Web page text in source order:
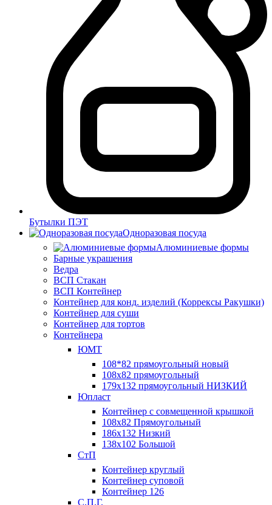
Бутылки ПЭТ
Одноразовая посуда
Алюминиевые формы
Барные украшения
Ведра
ВСП Стакан
ВСП Контейнер
Контейнер для конд. изделий (Коррексы Ракушки)
Контейнер для суши
Контейнер для тортов
Контейнера
ЮМТ
108*82 прямоугольный новый
108х82 прямоугольный
179х132 прямоугольный НИЗКИЙ
Юпласт
Контейнер с совмещенной крышкой
108х82 Прямоугольный
186х132 Низкий
138х102 Большой
СтП
Контейнер круглый
Контейнер суповой
Контейнер 126
С.П.Г.